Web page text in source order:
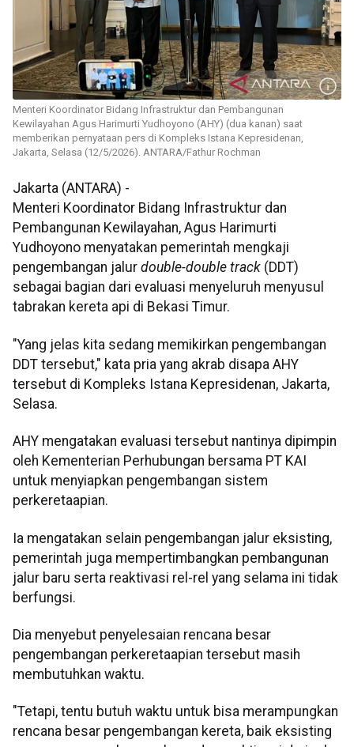
Menteri Koordinator Bidang Infrastruktur dan Pembangunan
Kewilayahan Agus Harimurti Yudhoyono (AHY) (dua kanan) saat
memberikan pernyataan pers di Kompleks Istana Kepresidenan,
Jakarta, Selasa (12/5/2026). ANTARA/Fathur Rochman
Jakarta (ANTARA) -
Menteri Koordinator Bidang Infrastruktur dan
Pembangunan Kewilayahan, Agus Harimurti
Yudhoyono menyatakan pemerintah mengkaji
pengembangan jalur double-double track (DDT)
sebagai bagian dari evaluasi menyeluruh menyusul
tabrakan kereta api di Bekasi Timur.
"Yang jelas kita sedang memikirkan pengembangan
DDT tersebut," kata pria yang akrab disapa AHY
tersebut di Kompleks Istana Kepresidenan, Jakarta,
Selasa.
AHY mengatakan evaluasi tersebut nantinya dipimpin
oleh Kementerian Perhubungan bersama PT KAI
untuk menyiapkan pengembangan sistem
perkeretaapian.
Ia mengatakan selain pengembangan jalur eksisting,
pemerintah juga mempertimbangkan pembangunan
jalur baru serta reaktivasi rel-rel yang selama ini tidak
berfungsi.
Dia menyebut penyelesaian rencana besar
pengembangan perkeretaapian tersebut masih
membutuhkan waktu.
"Tetapi, tentu butuh waktu untuk bisa merampungkan
rencana besar pengembangan kereta, baik eksisting